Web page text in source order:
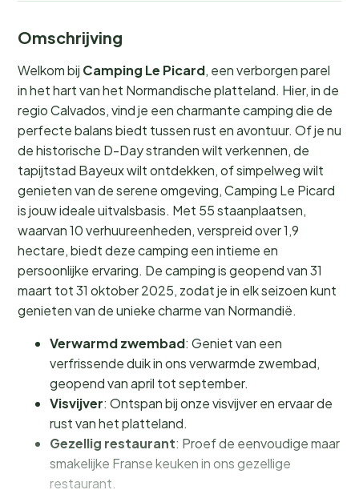
Omschrijving
Welkom bij Camping Le Picard, een verborgen parel
in het hart van het Normandische platteland. Hier, in de
regio Calvados, vind je een charmante camping die de
perfecte balans biedt tussen rust en avontuur. Of je nu
de historische D-Day stranden wilt verkennen, de
tapijtstad Bayeux wilt ontdekken, of simpelweg wilt
genieten van de serene omgeving, Camping Le Picard
is jouw ideale uitvalsbasis. Met 55 staanplaatsen,
waarvan 10 verhuureenheden, verspreid over 1,9
hectare, biedt deze camping een intieme en
persoonlijke ervaring. De camping is geopend van 31
maart tot 31 oktober 2025, zodat je in elk seizoen kunt
genieten van de unieke charme van Normandië.
Verwarmd zwembad: Geniet van een
verfrissende duik in ons verwarmde zwembad,
geopend van april tot september.
Visvijver: Ontspan bij onze visvijver en ervaar de
rust van het platteland.
Gezellig restaurant: Proef de eenvoudige maar
smakelijke Franse keuken in ons gezellige
restaurant.